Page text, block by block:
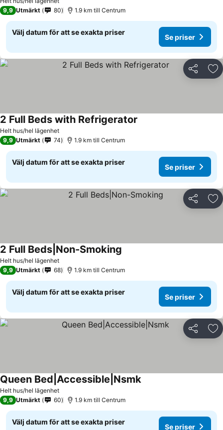
9,9 Utmärkt 80 1.9 km till Centrum
Välj datum för att se exakta priser
Se priser
Dela
Helt hus/hel lägenhet
2 Full Beds with Refrigerator
9,9 Utmärkt 74 1.9 km till Centrum
Välj datum för att se exakta priser
Se priser
Dela
Helt hus/hel lägenhet
2 Full Beds|Non-Smoking
9,9 Utmärkt 68 1.9 km till Centrum
Välj datum för att se exakta priser
Se priser
Dela
Helt hus/hel lägenhet
Queen Bed|Accessible|Nsmk
9,9 Utmärkt 60 1.9 km till Centrum
Välj datum för att se exakta priser
Se priser